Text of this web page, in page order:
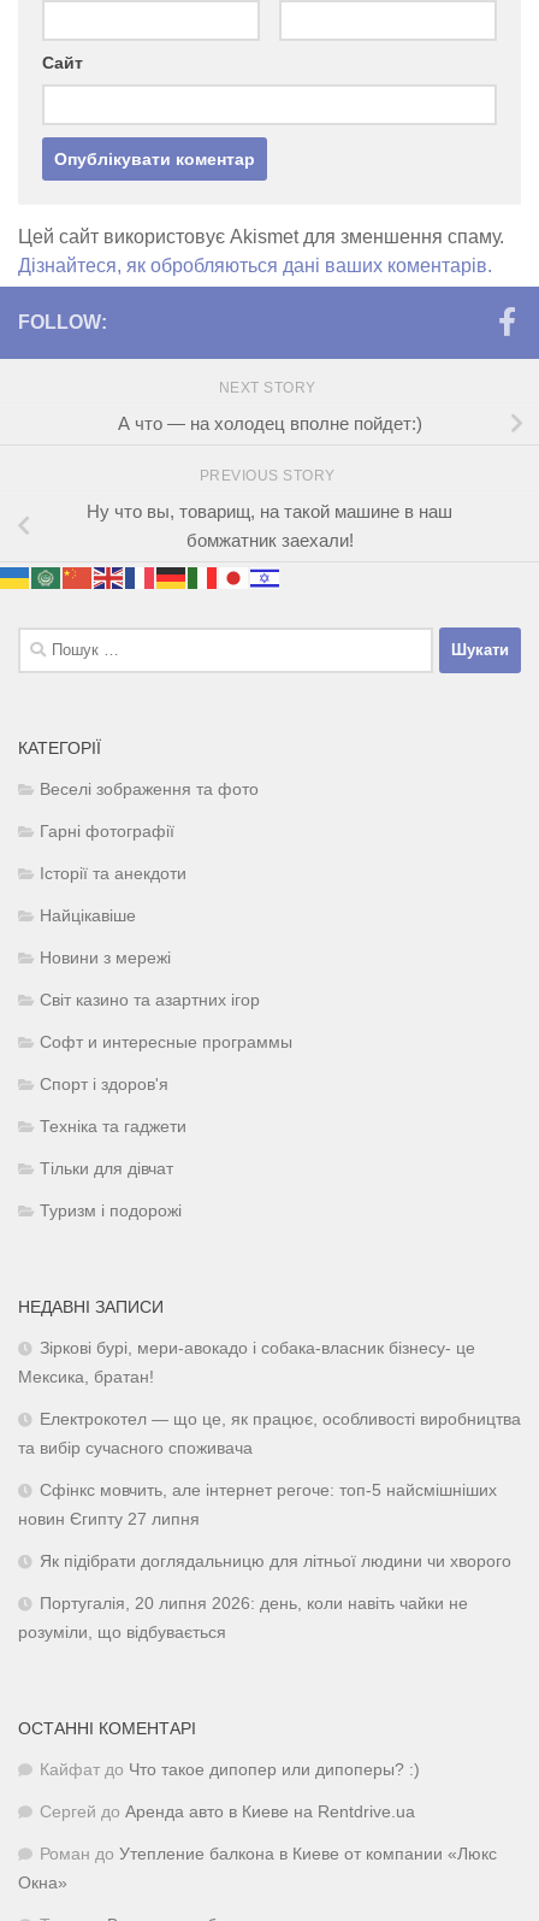
Сайт
Цей сайт використовує Akismet для зменшення спаму.
Дізнайтеся, як обробляються дані ваших коментарів.
FOLLOW:
NEXT STORY
А что — на холодец вполне пойдет:)
PREVIOUS STORY
Ну что вы, товарищ, на такой машине в наш
бомжатник заехали!
Пошук:
КАТЕГОРІЇ
Веселі зображення та фото
Гарні фотографії
Історії та анекдоти
Найцікавіше
Новини з мережі
Світ казино та азартних ігор
Софт и интересные программы
Спорт і здоров'я
Техніка та гаджети
Тільки для дівчат
Туризм і подорожі
НЕДАВНІ ЗАПИСИ
Зіркові бурі, мери-авокадо і собака-власник бізнесу- це
Мексика, братан!
Електрокотел — що це, як працює, особливості виробництва
та вибір сучасного споживача
Сфінкс мовчить, але інтернет регоче: топ-5 найсмішніших
новин Єгипту 27 липня
Як підібрати доглядальницю для літньої людини чи хворого
Португалія, 20 липня 2026: день, коли навіть чайки не
розуміли, що відбувається
ОСТАННІ КОМЕНТАРІ
Кайфат до Что такое дипопер или дипоперы? :)
Сергей до Аренда авто в Киеве на Rentdrive.ua
Роман до Утепление балкона в Киеве от компании «Люкс
Окна»